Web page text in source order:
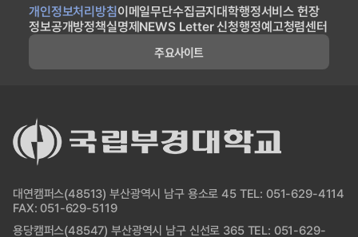
개인정보처리방침이메일무단수집금지대학행정서비스 헌장
정보공개방정책실명제NEWS Letter 신청행정예고청렴센터
주요사이트
대연캠퍼스(48513) 부산광역시 남구 용소로 45 TEL: 051-629-4114
FAX: 051-629-5119
용당캠퍼스(48547) 부산광역시 남구 신선로 365 TEL: 051-629-